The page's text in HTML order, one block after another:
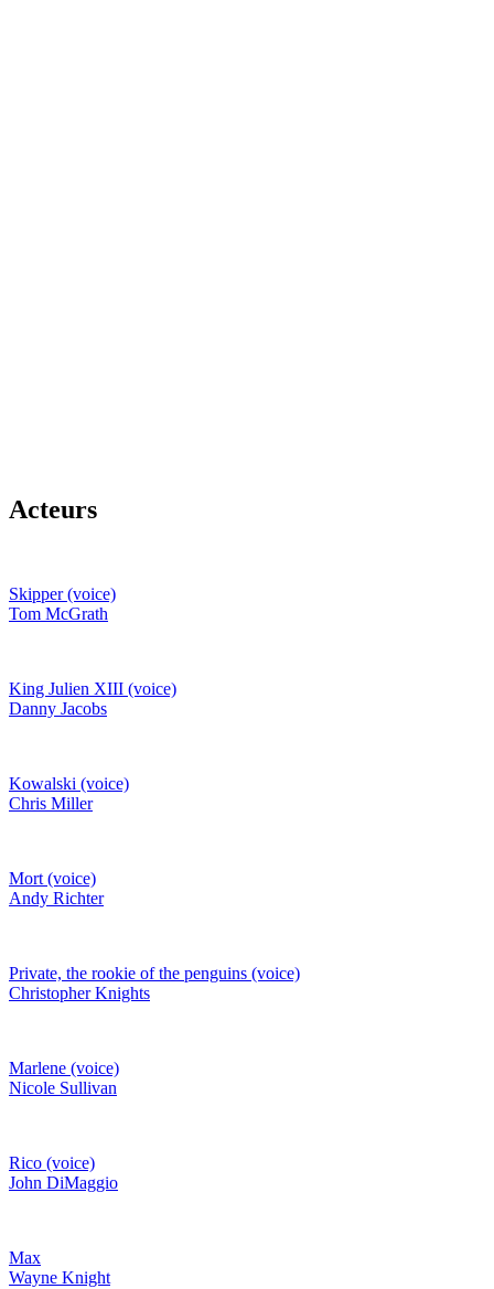
Acteurs
Skipper (voice)
Tom McGrath
King Julien XIII (voice)
Danny Jacobs
Kowalski (voice)
Chris Miller
Mort (voice)
Andy Richter
Private, the rookie of the penguins (voice)
Christopher Knights
Marlene (voice)
Nicole Sullivan
Rico (voice)
John DiMaggio
Max
Wayne Knight